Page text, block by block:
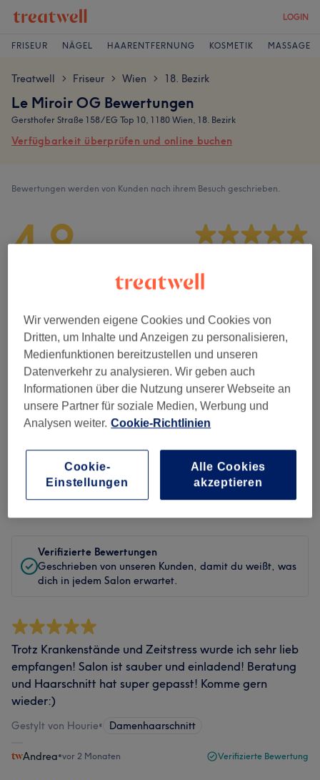
LOGIN
FRISEUR NÄGEL HAARENTFERNUNG KOSMETIK MASSAGE
Treatwell > Friseur > Wien > 18. Bezirk
Le Miroir OG Bewertungen
Gersthofer Straße 158 / EG Top 10, 1180 Wien, 18. Bezirk
Verfügbarkeit überprüfen und online buchen
Bewertungen werden von Kunden nach ihrem Besuch geschrieben.
4,9
Sauberkeit
Service
Bewertungen filtern
Behandlung Alle Bewertungen
Bewertung Nach Sternen filtern
Verifizierte Bewertungen
Geschrieben von unseren Kunden, damit du weißt, was
dich in jedem Salon erwartet.
Trotz Krankenstände und Zeitstress wurde ich sehr lieb
empfangen! Salon ist sauber und einladend! Beratung
und Haarschnitt hat super gepasst! Komme gern
wieder:)
Gestylt von Hourie• Damenhaarschnitt
Andrea•vor 2 Monaten Verifizierte Bewertung
Wir verwenden eigene Cookies und Cookies von
Dritten, um Inhalte und Anzeigen zu personalisieren,
Medienfunktionen bereitzustellen und unseren
Datenverkehr zu analysieren. Wir geben auch
Informationen über die Nutzung unserer Webseite an
unsere Partner für soziale Medien, Werbung und
Analysen weiter. Cookie-Richtlinien
Alle Cookies
akzeptieren
Cookie-
Einstellungen